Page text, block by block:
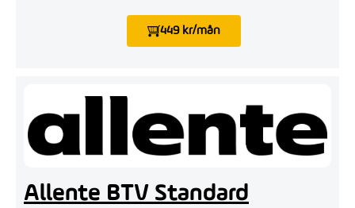
449 kr/mån
Allente BTV Standard